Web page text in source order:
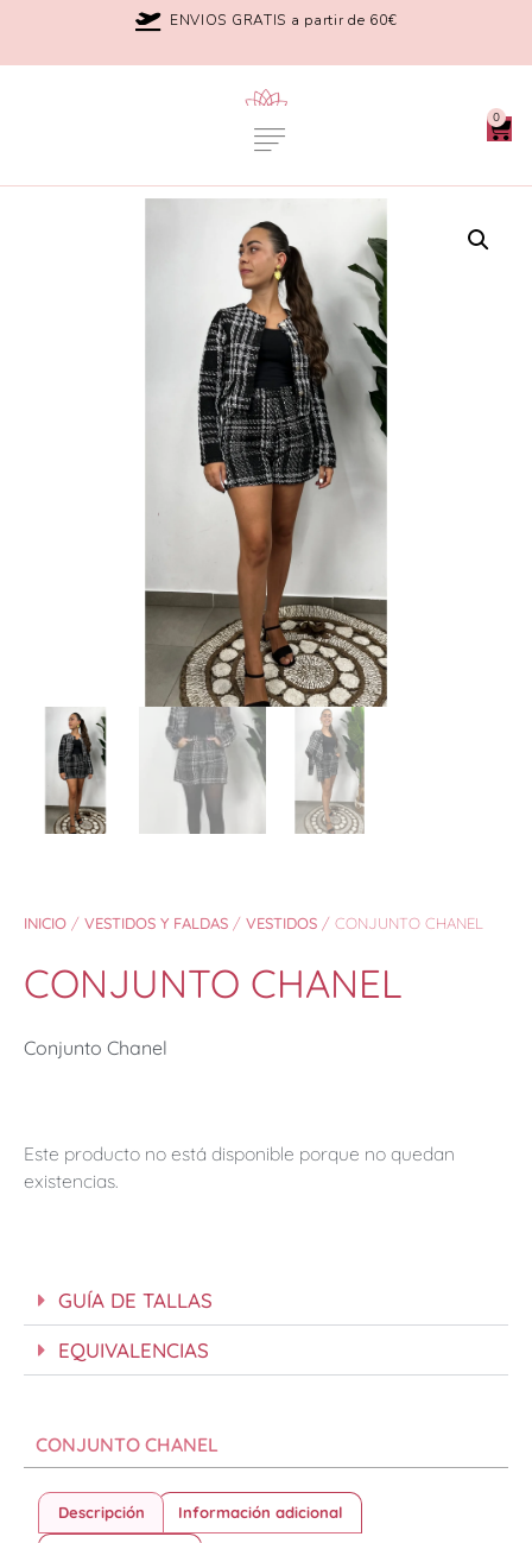
ENVIOS GRATIS a partir de 60€
0
INICIO / VESTIDOS Y FALDAS / VESTIDOS / CONJUNTO CHANEL
CONJUNTO CHANEL
Conjunto Chanel
Este producto no está disponible porque no quedan
existencias.
GUÍA DE TALLAS
EQUIVALENCIAS
CONJUNTO CHANEL
Descripción Información adicional